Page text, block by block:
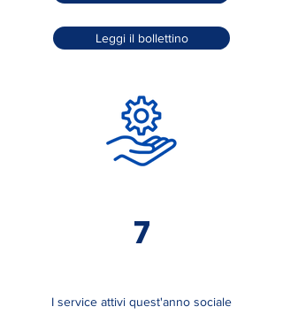
Leggi il bollettino
7
I service attivi quest'anno sociale